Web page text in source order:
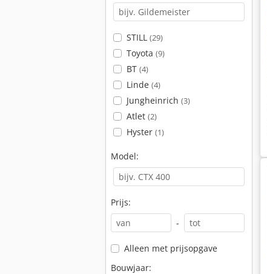
STILL (29)
Toyota (9)
BT (4)
Linde (4)
Jungheinrich (3)
Atlet (2)
Hyster (1)
Model:
Prijs:
-
Alleen met prijsopgave
Bouwjaar: